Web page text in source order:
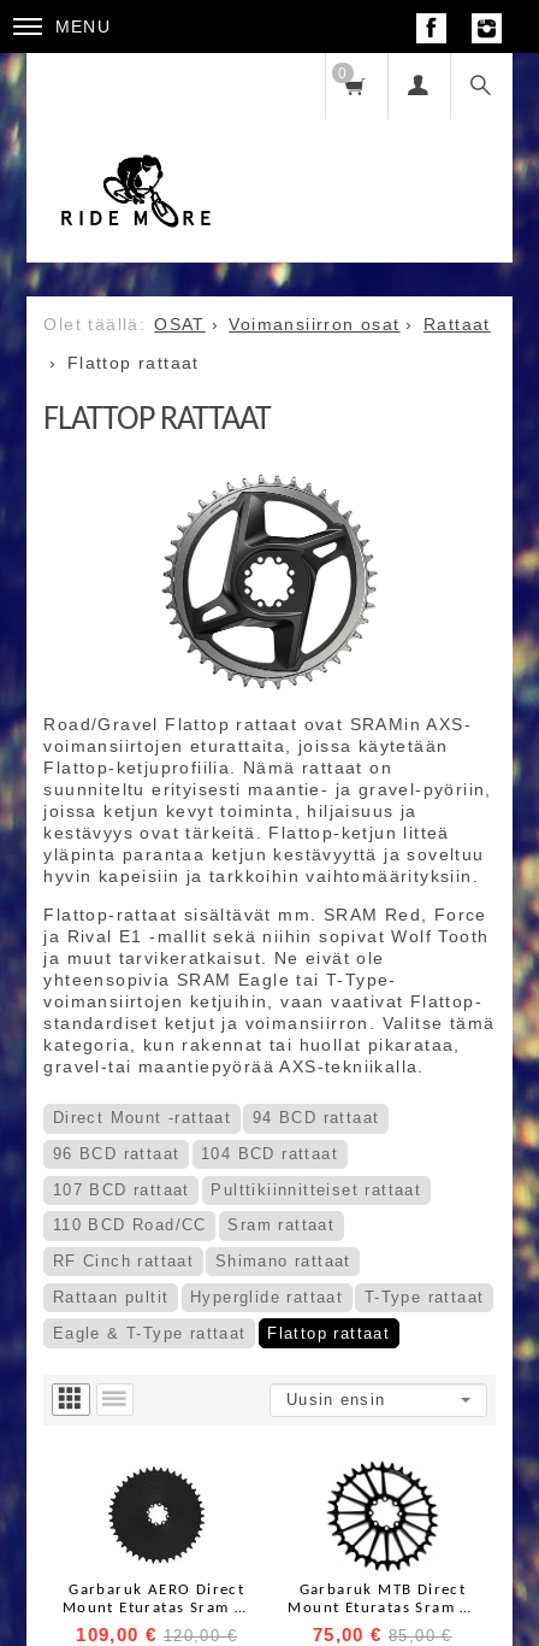
MENU
0
OSAT Voimansiirron osat
Rattaat
Flattop rattaat
FLATTOP RATTAAT
Road/Gravel Flattop rattaat ovat SRAMin AXS-
voimansiirtojen eturattaita, joissa käytetään
Flattop-ketjuprofiilia. Nämä rattaat on
suunniteltu erityisesti maantie- ja gravel-pyöriin,
joissa ketjun kevyt toiminta, hiljaisuus ja
kestävyys ovat tärkeitä. Flattop-ketjun litteä
yläpinta parantaa ketjun kestävyyttä ja soveltuu
hyvin kapeisiin ja tarkkoihin vaihtomäärityksiin.
Flattop-rattaat sisältävät mm. SRAM Red, Force
ja Rival E1 -mallit sekä niihin sopivat Wolf Tooth
ja muut tarvikeratkaisut. Ne eivät ole
yhteensopivia SRAM Eagle tai T-Type-
voimansiirtojen ketjuihin, vaan vaativat Flattop-
standardiset ketjut ja voimansiirron. Valitse tämä
kategoria, kun rakennat tai huollat pikarataa,
gravel-tai maantiepyörää AXS-tekniikalla.
Direct Mount -rattaat
94 BCD rattaat
96 BCD rattaat
104 BCD rattaat
107 BCD rattaat
Pulttikiinnitteiset rattaat
110 BCD Road/CC
Sram rattaat
RF Cinch rattaat
Shimano rattaat
Rattaan pultit
Hyperglide rattaat
T-Type rattaat
Eagle & T-Type rattaat
Flattop rattaat
Garbaruk AERO Direct
Mount Eturatas Sram 8-
Bolt Singlespeed 9-12s
109,00 € 120,00 €
Garbaruk MTB Direct
Mount Eturatas Sram 8-
Bolt Singlespeed 9-12s
75,00 € 85,00 €